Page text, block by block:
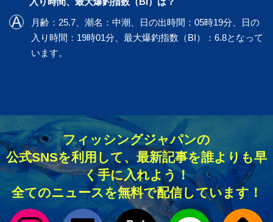
月齢：25.7、潮名：中潮、日の出時間：05時19分、日の
入り時間：19時01分、最大爆釣指数（BI）：6.8となって
います。
フィッシングジャパンの
公式SNSを利用して、最新記事を誰よりも早
く手に入れよう！
全てのニュースを無料で配信しています！